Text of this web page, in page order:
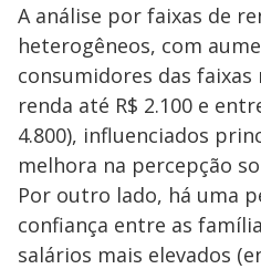
A análise por faixas de
heterogêneos, com
consumidores das faixas
renda até R$ 2.100 e
4.800), influenciados
melhora na percepção
Por outro lado, há uma
confiança entre as
salários mais elevados